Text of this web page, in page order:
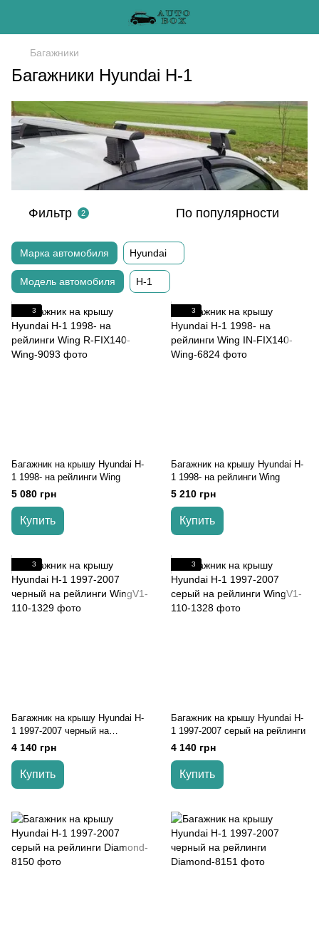
Багажники
Багажники Hyundai H-1
Фильтр 2 По популярности
Марка автомобиля Hyundai
Модель автомобиля H-1
3
Багажник на крышу Hyundai H-
1 1998- на рейлинги Wing
5 080 грн
Купить
3
Багажник на крышу Hyundai H-
1 1998- на рейлинги Wing
5 210 грн
Купить
3
Багажник на крышу Hyundai H-
1 1997-2007 черный на
рейлинги
4 140 грн
Купить
3
Багажник на крышу Hyundai H-
1 1997-2007 серый на рейлинги
4 140 грн
Купить